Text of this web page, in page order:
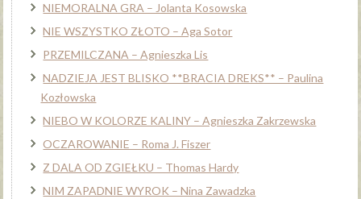
NIEMORALNA GRA – Jolanta Kosowska
NIE WSZYSTKO ZŁOTO – Aga Sotor
PRZEMILCZANA – Agnieszka Lis
NADZIEJA JEST BLISKO **BRACIA DREKS** – Paulina
Kozłowska
NIEBO W KOLORZE KALINY – Agnieszka Zakrzewska
OCZAROWANIE – Roma J. Fiszer
Z DALA OD ZGIEŁKU – Thomas Hardy
NIM ZAPADNIE WYROK – Nina Zawadzka